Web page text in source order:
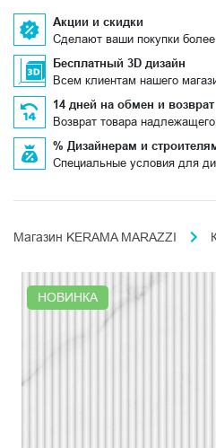
Акции и скидки
Сделают ваши покупки
Бесплатный 3D дизайн
Всем клиентам нашего
14 дней на обмен и возврат
Возврат товара
% Дизайнерам и
Специальные условия для
Магазин KERAMA MARAZZI
НОВИНКА